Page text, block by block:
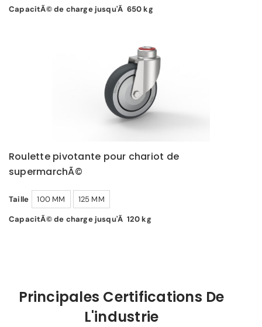
CapacitÃ© de charge jusqu'Ã 650 kg
Roulette pivotante pour chariot de
supermarchÃ©
Taille 100 MM
125 MM
CapacitÃ© de charge jusqu'Ã 120 kg
Principales Certifications De
L'industrie